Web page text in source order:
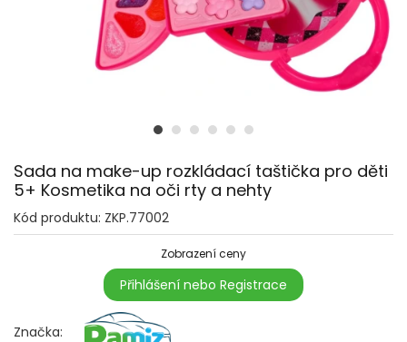
Sada na make-up rozkládací taštička pro děti
5+ Kosmetika na oči rty a nehty
Kód produktu: ZKP.77002
Zobrazení ceny
Přihlášení nebo Registrace
Značka: